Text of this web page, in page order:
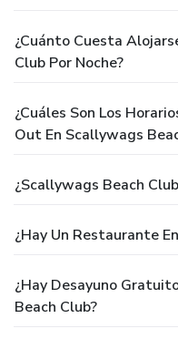
¿Cuánto Cuesta
Club Por Noche?
¿Cuáles Son Los
Out En Scallywags
¿Scallywags Beach
¿Hay Un Restaurante
¿Hay Desayuno
Beach Club?